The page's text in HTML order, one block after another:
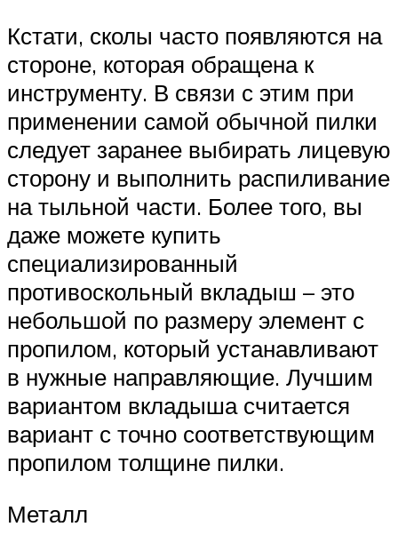
Кстати, сколы часто появляются на
стороне, которая обращена к
инструменту. В связи с этим при
применении самой обычной пилки
следует заранее выбирать лицевую
сторону и выполнить распиливание
на тыльной части. Более того, вы
даже можете купить
специализированный
противоскольный вкладыш – это
небольшой по размеру элемент с
пропилом, который устанавливают
в нужные направляющие. Лучшим
вариантом вкладыша считается
вариант с точно соответствующим
пропилом толщине пилки.
Металл